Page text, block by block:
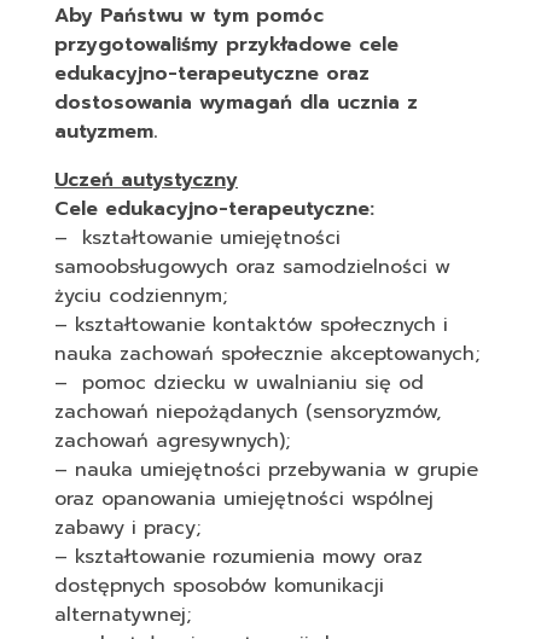
Aby Państwu w tym pomóc
przygotowaliśmy przykładowe cele
edukacyjno-terapeutyczne oraz
dostosowania wymagań dla ucznia z
autyzmem.
Uczeń autystyczny
Cele edukacyjno-terapeutyczne:
– kształtowanie umiejętności
samoobsługowych oraz samodzielności w
życiu codziennym;
– kształtowanie kontaktów społecznych i
nauka zachowań społecznie akceptowanych;
– pomoc dziecku w uwalnianiu się od
zachowań niepożądanych (sensoryzmów,
zachowań agresywnych);
– nauka umiejętności przebywania w grupie
oraz opanowania umiejętności wspólnej
zabawy i pracy;
– kształtowanie rozumienia mowy oraz
dostępnych sposobów komunikacji
alternatywnej;